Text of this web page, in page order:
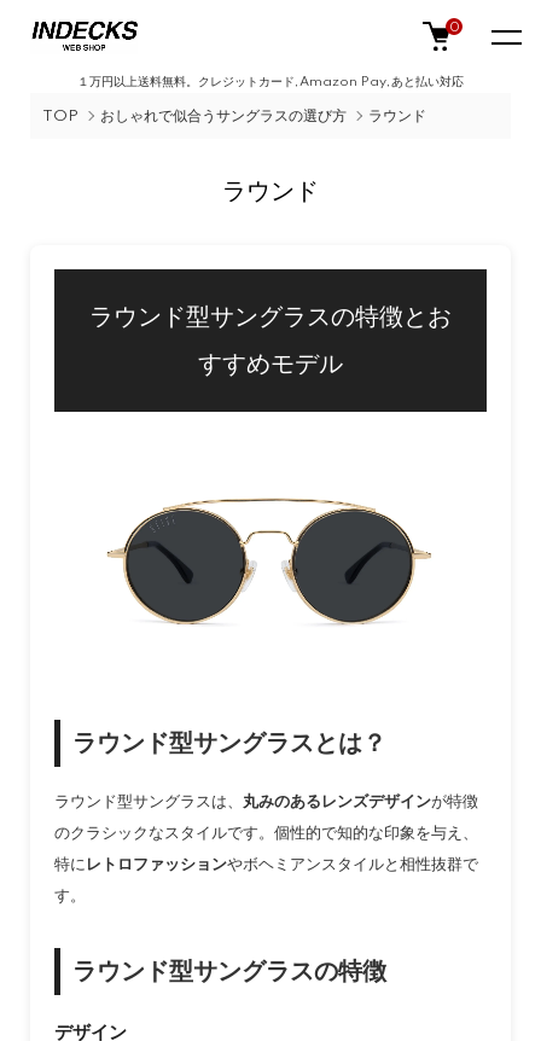
１万円以上送料無料。クレジットカード,Amazon Pay,あと払い対応
0
TOP おしゃれで似合うサングラスの選び方 ラウンド
ラウンド
ラウンド型サングラスの特徴とお
すすめモデル
ラウンド型サングラスとは？
ラウンド型サングラスは、 丸みのあるレンズデザインが特徴
のクラシックなスタイルです。個性的で知的な印象を与え、
特に レトロファッションやボヘミアンスタイルと相性抜群で
す。
ラウンド型サングラスの特徴
デザイン